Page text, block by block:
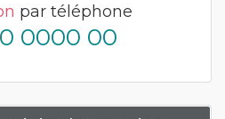
par téléphone
0000 00